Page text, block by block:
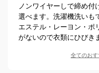
ノンワイヤーしで締め付
選べます。洗濯機洗いも
エステル・レーヨン・ポ
がないので衣類にひびき
全てのおす